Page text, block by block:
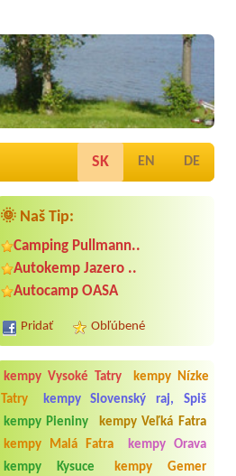
SK EN DE
🌞 Naš Tip:
Camping Pullmann..
Autokemp Jazero ..
Autocamp OASA
Pridať Obľúbené
kempy Vysoké Tatry
kempy Nízke
Tatry
kempy Slovenský raj, Spiš
kempy Pieniny
kempy Veľká Fatra
kempy Malá Fatra
kempy Orava
kempy Kysuce
kempy Gemer